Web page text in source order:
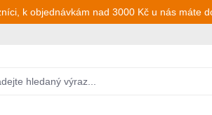
k objednávkám nad 3000 Kč u nás máte